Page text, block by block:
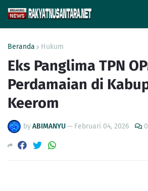
Beranda Hukum
Eks Panglima TPN
Perdamaian di
Keerom
byABIMANYU— Februari 04, 2026 0